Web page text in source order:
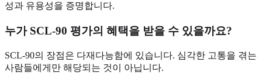
성과 유용성을 증명합니다.
누가 SCL-90 평가의 혜택을 받을 수 있을까요?
SCL-90의 장점은 다재다능함에 있습니다. 심각한 고통을 겪는
사람들에게만 해당되는 것이 아닙니다.